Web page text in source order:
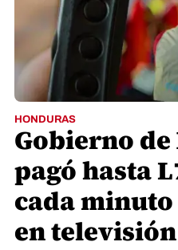
HONDURAS
Gobierno
pagó hasta
cada
en televisión